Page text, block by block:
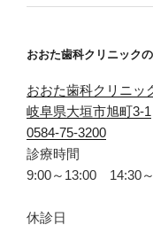
おおた歯科クリニック
おおた歯科クリニッ
岐阜県大垣市旭町3-1
0584-75-3200
診療時間
9:00～13:00 14:30
休診日